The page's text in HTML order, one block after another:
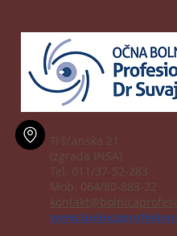
Tršćanska 21
(zgrada INSA)
Tel. 011/37-52-283
Mob. 064/80-888-22